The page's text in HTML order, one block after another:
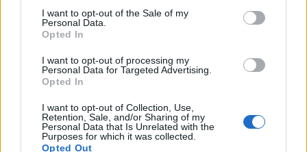
I want to opt-out of the Sale of my
Personal Data.
Opted In
I want to opt-out of processing my
Personal Data for Targeted Advertising.
Opted In
I want to opt-out of Collection, Use,
Retention, Sale, and/or Sharing of my
Personal Data that Is Unrelated with the
Purposes for which it was collected.
Opted Out
#TÓTH CSABA
#NAGY PÁL
#ZECK JULIANNA
#RADNÓTI ZOLTÁN
#SZÉKELY SÁNDOR
#BÁNKÖVI DOROTTYA
#SASVÁRI PÉTER